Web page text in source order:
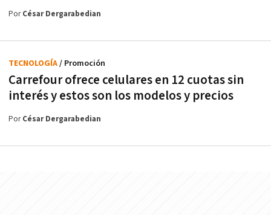
PorCésar Dergarabedian
Carrefour ofrece celulares en 12 cuotas sin
interés y estos son los modelos y precios
TECNOLOGÍA/ Promoción
PorCésar Dergarabedian